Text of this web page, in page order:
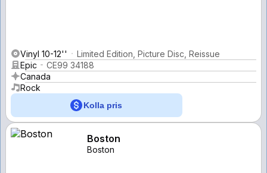
Vinyl 10-12''
Limited Edition, Picture Disc, Reissue
Epic
CE99 34188
Canada
Rock
Kolla pris
Boston
Boston